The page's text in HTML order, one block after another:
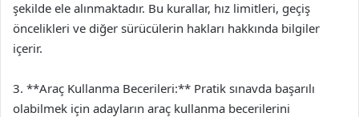
şekilde ele alınmaktadır. Bu kurallar, hız limitleri, geçiş
öncelikleri ve diğer sürücülerin hakları hakkında bilgiler
içerir.
3. **Araç Kullanma Becerileri:** Pratik sınavda başarılı
olabilmek için adayların araç kullanma becerilerini